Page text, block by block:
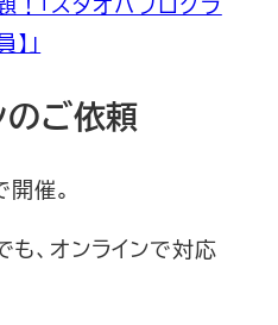
」
のご依頼
催。
、オンラインで対応